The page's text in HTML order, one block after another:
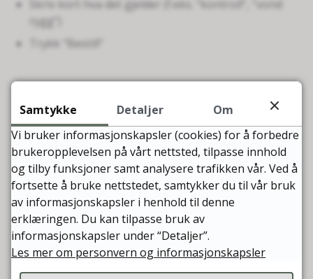
Skriv kort hva det gjelder (f.eks. “kontroll”, “vond
rygg”)
Trykk “Bestill”
Slik fornyer du resepter
Trykk på “Resepter”
Finn medisinen du vil fornye
Trykk på “Forny resept”
Skriv eventuelt en kort beskjed (ikke alltid
nødvendig)
Trykk “Send forespørsel”
Samtykke Detaljer
Om
Vi bruker informasjonskapsler (cookies) for å forbedre
brukeropplevelsen på vårt nettsted, tilpasse innhold
og tilby funksjoner samt analysere trafikken vår. Ved å
fortsette å bruke nettstedet, samtykker du til vår bruk
av informasjonskapsler i henhold til denne
erklæringen. Du kan tilpasse bruk av
informasjonskapsler under “Detaljer”.
Les mer om personvern og informasjonskapsler